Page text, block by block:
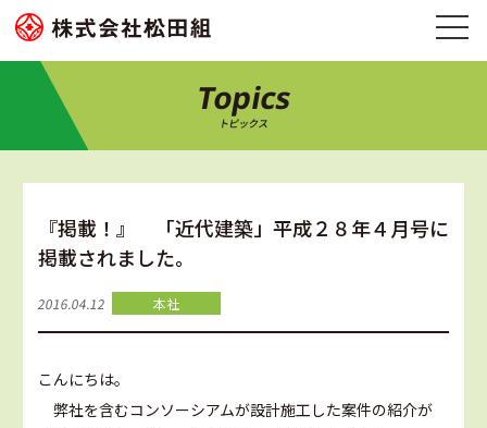
Topics
トピックス
『掲載！』 「近代建築」平成２８年４月号に
掲載されました。
2016.04.12 本社
こんにちは。
弊社を含むコンソーシアムが設計施工した案件の紹介が